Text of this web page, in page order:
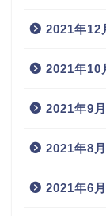
2021年12
2021年10
2021年9月
2021年8月
2021年6月